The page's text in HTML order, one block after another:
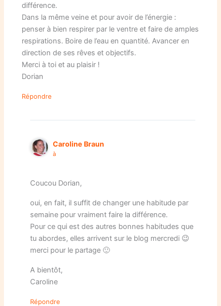
différence.
Dans la même veine et pour avoir de l’énergie :
penser à bien respirer par le ventre et faire de amples
respirations. Boire de l’eau en quantité. Avancer en
direction de ses rêves et objectifs.
Merci à toi et au plaisir !
Dorian
Répondre
Caroline Braun
à
Coucou Dorian,
oui, en fait, il suffit de changer une habitude par
semaine pour vraiment faire la différence.
Pour ce qui est des autres bonnes habitudes que
tu abordes, elles arrivent sur le blog mercredi 😉
merci pour le partage 🙂
A bientôt,
Caroline
Répondre